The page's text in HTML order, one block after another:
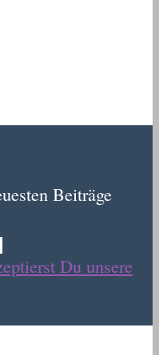
Beiträge
Du unsere